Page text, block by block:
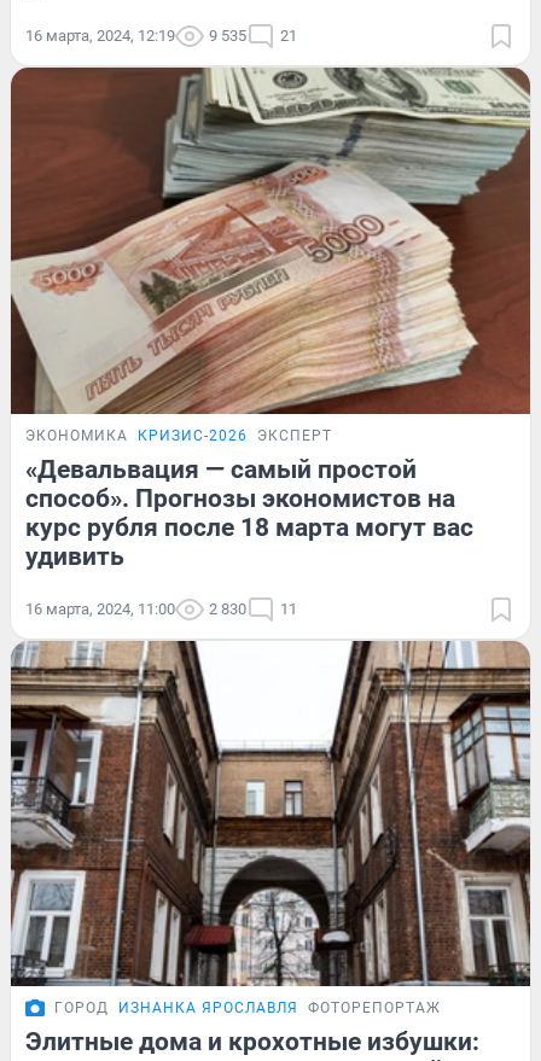
16 марта, 2024, 12:19 9 535 21
ЭКОНОМИКА КРИЗИС-2026 ЭКСПЕРТ
«Девальвация — самый простой
способ». Прогнозы экономистов на
курс рубля после 18 марта могут вас
удивить
16 марта, 2024, 11:00 2 830 11
ГОРОД ИЗНАНКА ЯРОСЛАВЛЯ ФОТОРЕПОРТАЖ
Элитные дома и крохотные избушки: